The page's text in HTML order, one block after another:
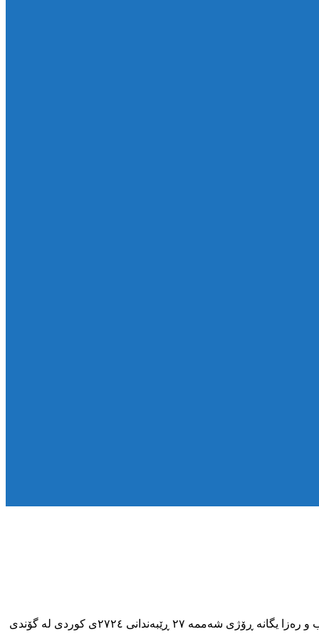
بە پێی هەواڵی گەیشتوو بە ناوەندی ماڤی مڕۆڤی کوردستان (KMMK) سێ هاوڵاتی بە ناوەکانی شەهرام نورانیان، شەهریار حشمەت نەسەب و رەزا یگانە ڕۆژی شەممە ٢٧ ڕێبەندانی ٢٧٢٤ی کوردی لە گۆندی